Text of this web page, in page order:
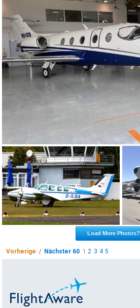
Load More Photos?
Vorherige / Nächster 60 12 3 4 5